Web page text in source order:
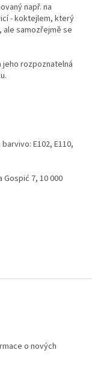
např. na
- koktejlem, který
ale samozřejmě se
jeho rozpoznatelná
E102, E110,
Gospić 7, 10 000
o nových